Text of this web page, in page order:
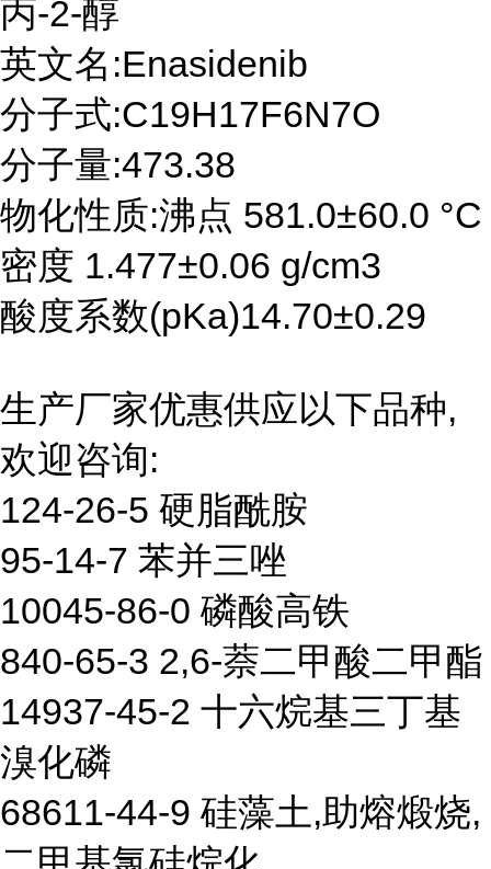
丙-2-醇
英文名:Enasidenib
分子式:C19H17F6N7O
分子量:473.38
物化性质:沸点 581.0±60.0 °C
密度 1.477±0.06 g/cm3
酸度系数(pKa)14.70±0.29
生产厂家优惠供应以下品种,
欢迎咨询:
124-26-5 硬脂酰胺
95-14-7 苯并三唑
10045-86-0 磷酸高铁
840-65-3 2,6-萘二甲酸二甲酯
14937-45-2 十六烷基三丁基
溴化磷
68611-44-9 硅藻土,助熔煅烧,